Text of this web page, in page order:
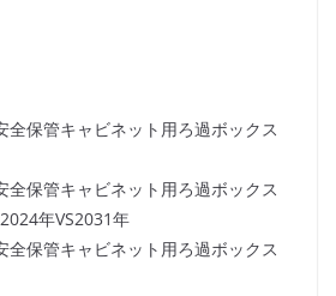
全保管キャビネット用ろ過ボックス
全保管キャビネット用ろ過ボックス
年VS2031年
全保管キャビネット用ろ過ボックス